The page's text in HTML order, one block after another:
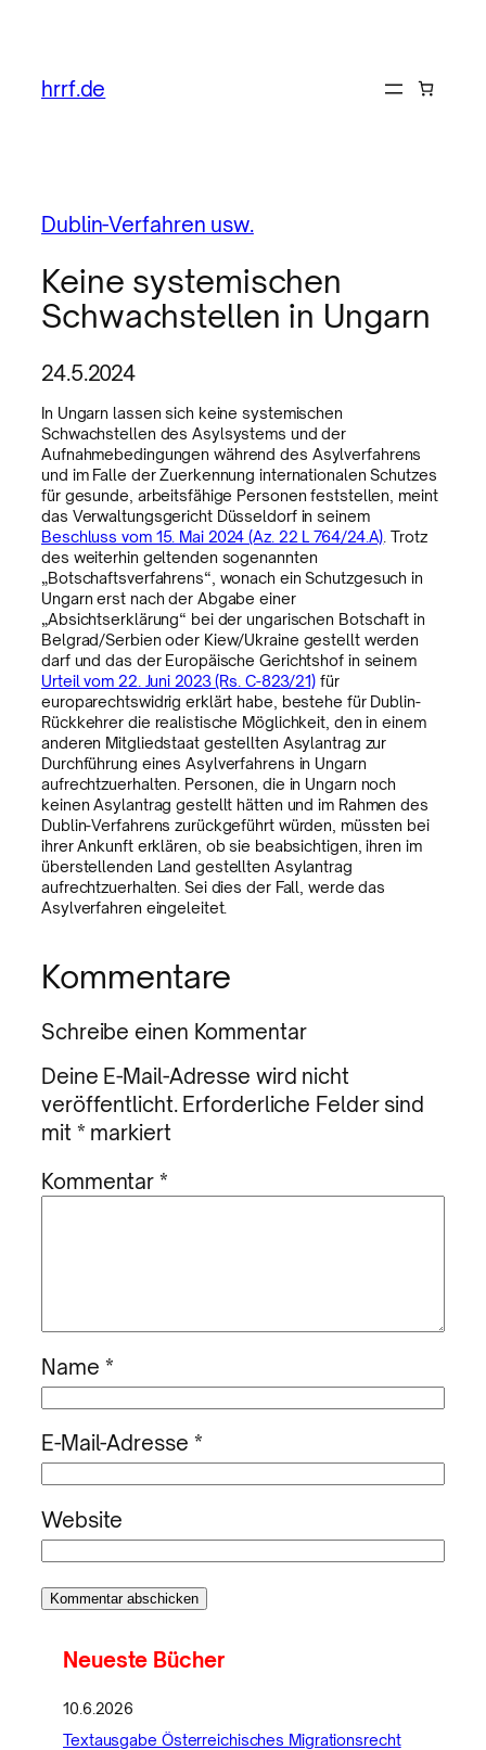
hrrf.de
Dublin-Verfahren usw.
Keine systemischen
Schwachstellen in Ungarn
24.5.2024
In Ungarn lassen sich keine systemischen
Schwachstellen des Asylsystems und der
Aufnahmebedingungen während des Asylverfahrens
und im Falle der Zuerkennung internationalen Schutzes
für gesunde, arbeitsfähige Personen feststellen, meint
das Verwaltungsgericht Düsseldorf in seinem
Beschluss vom 15. Mai 2024 (Az. 22 L 764/24.A) . Trotz
des weiterhin geltenden sogenannten
„Botschaftsverfahrens“, wonach ein Schutzgesuch in
Ungarn erst nach der Abgabe einer
„Absichtserklärung“ bei der ungarischen Botschaft in
Belgrad/Serbien oder Kiew/Ukraine gestellt werden
darf und das der Europäische Gerichtshof in seinem
Urteil vom 22. Juni 2023 (Rs. C-823/21) für
europarechtswidrig erklärt habe, bestehe für Dublin-
Rückkehrer die realistische Möglichkeit, den in einem
anderen Mitgliedstaat gestellten Asylantrag zur
Durchführung eines Asylverfahrens in Ungarn
aufrechtzuerhalten. Personen, die in Ungarn noch
keinen Asylantrag gestellt hätten und im Rahmen des
Dublin-Verfahrens zurückgeführt würden, müssten bei
ihrer Ankunft erklären, ob sie beabsichtigen, ihren im
überstellenden Land gestellten Asylantrag
aufrechtzuerhalten. Sei dies der Fall, werde das
Asylverfahren eingeleitet.
Kommentare
Schreibe einen Kommentar
Deine E-Mail-Adresse wird nicht
veröffentlicht. Erforderliche Felder sind
mit * markiert
Kommentar*
Name *
E-Mail-Adresse *
Website
Neueste Bücher
10.6.2026
Textausgabe Österreichisches Migrationsrecht